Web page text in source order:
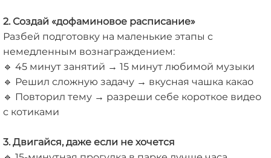
2. Создай «дофаминовое расписание»
Разбей подготовку на маленькие этапы с
немедленным вознаграждением:
🔹 45 минут занятий → 15 минут любимой музыки
🔹 Решил сложную задачу → вкусная чашка какао
🔹 Повторил тему → разреши себе короткое видео
с котиками
3. Двигайся, даже если не хочется